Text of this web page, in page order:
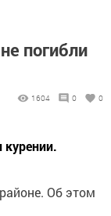
погибли
1604 0 0
Об этом